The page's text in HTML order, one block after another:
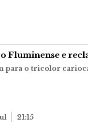
Fluminense e
para o tricolor
21:15